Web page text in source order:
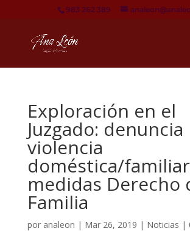
983 262 389
Exploración en el
Juzgado: denuncia
violencia
doméstica/familiar
medidas Derecho
Familia
por analeon | Mar 26, 2019 | Noticias |